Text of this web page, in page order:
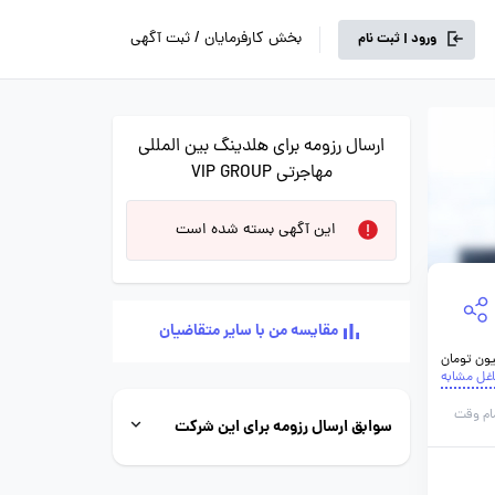
ورود | ثبت نام بخش کارفرمایان / ثبت آگهی
مشابه
وقت
ارسال رزومه برای هلدینگ بین المللی
مهاجرتی VIP GROUP
این آگهی بسته شده است
مقایسه من با سایر متقاضیان
سوابق ارسال رزومه برای این شرکت